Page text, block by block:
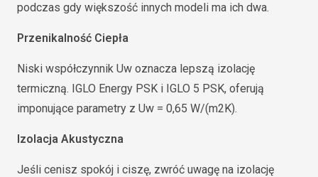
podczas gdy większość innych modeli ma ich dwa.
Przenikalność Ciepła
Niski współczynnik Uw oznacza lepszą izolację
termiczną. IGLO Energy PSK i IGLO 5 PSK, oferują
imponujące parametry z Uw = 0,65 W/(m2K).
Izolacja Akustyczna
Jeśli cenisz spokój i ciszę, zwróć uwagę na izolację